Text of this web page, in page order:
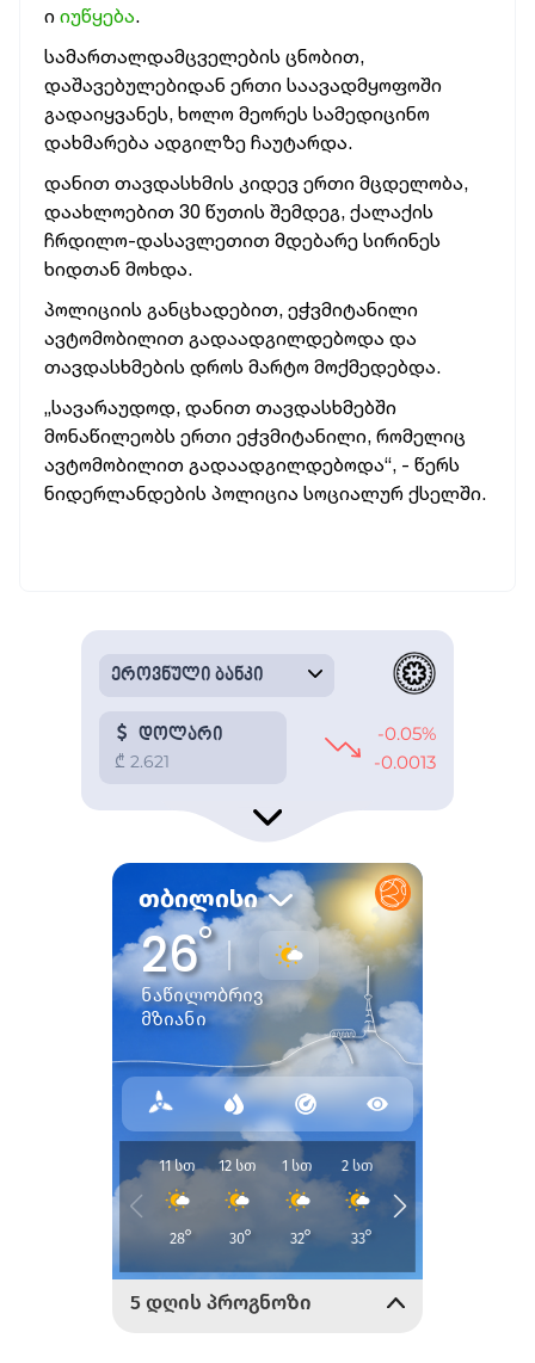
ი იუწყება.
სამართალდამცველების ცნობით,
დაშავებულებიდან ერთი საავადმყოფოში
გადაიყვანეს, ხოლო მეორეს სამედიცინო
დახმარება ადგილზე ჩაუტარდა.
დანით თავდასხმის კიდევ ერთი მცდელობა,
დაახლოებით 30 წუთის შემდეგ, ქალაქის
ჩრდილო-დასავლეთით მდებარე სირინეს
ხიდთან მოხდა.
პოლიციის განცხადებით, ეჭვმიტანილი
ავტომობილით გადაადგილდებოდა და
თავდასხმების დროს მარტო მოქმედებდა.
„სავარაუდოდ, დანით თავდასხმებში
მონაწილეობს ერთი ეჭვმიტანილი, რომელიც
ავტომობილით გადაადგილდებოდა“, - წერს
ნიდერლანდების პოლიცია სოციალურ ქსელში.